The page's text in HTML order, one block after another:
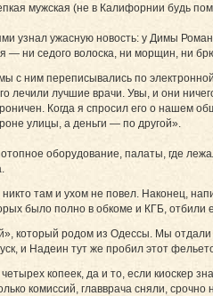
мужская (не в Калифорнии будь
узнал ужасную новость: у Димы
ни седого волоска, ни морщин, ни
с ним переписывались по
лечили лучшие врачи. Увы, и они
Когда я спросил его о нашем
улицы, а деньги — по другой».
оборудование, палаты, где
там и ухом не повел. Наконец,
было полно в обкоме и КГБ, отбили
который родом из Одессы. Мы
и Надеин тут же пробил этот
копеек, да и то, если киоскер
комиссий, главврача сняли,